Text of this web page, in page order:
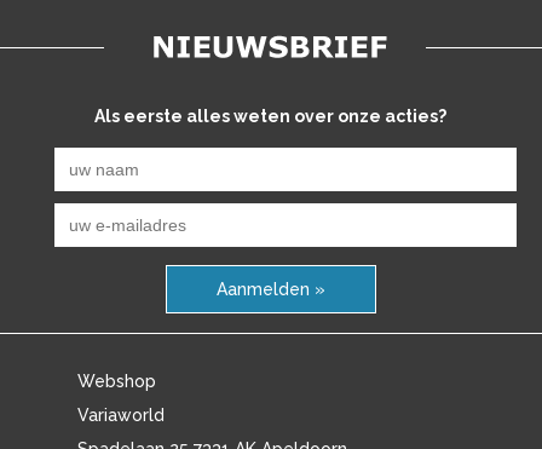
Als eerste alles weten over onze acties?
Aanmelden »
Webshop
Variaworld